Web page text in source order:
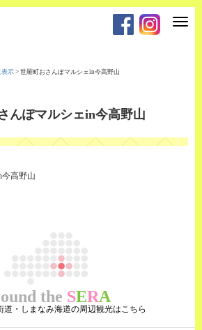
T
t
i
表示 > 世羅町おさんぽマルシェin今高野山
んぽマルシェin今高野山
高野山
the SERA
道・しまなみ海道の周辺観光はこちら